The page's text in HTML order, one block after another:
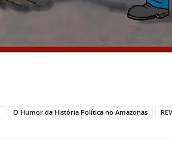
O Humor da História Política no Amazonas